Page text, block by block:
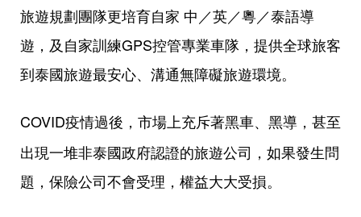
旅遊規劃團隊更培育自家 中／英／粵／泰語導
遊，及自家訓練GPS控管專業車隊，提供全球旅客
到泰國旅遊最安心、溝通無障礙旅遊環境。
COVID疫情過後，市場上充斥著黑車、 黑導，甚至
出現一堆非泰國政府認證的旅遊公司，如果發生問
題，保險公司不會受理，權益大大受損。